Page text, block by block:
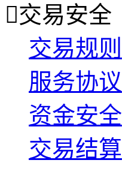
交易安全
交易规则
服务协议
资金安全
交易结算